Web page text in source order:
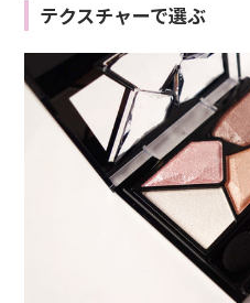
テクスチャーで選ぶ